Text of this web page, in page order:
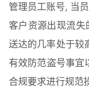
管理员工账号, 当
客户资源出现流
送达的几率处于较
有效防范盗号事宜
合规要求进行规范